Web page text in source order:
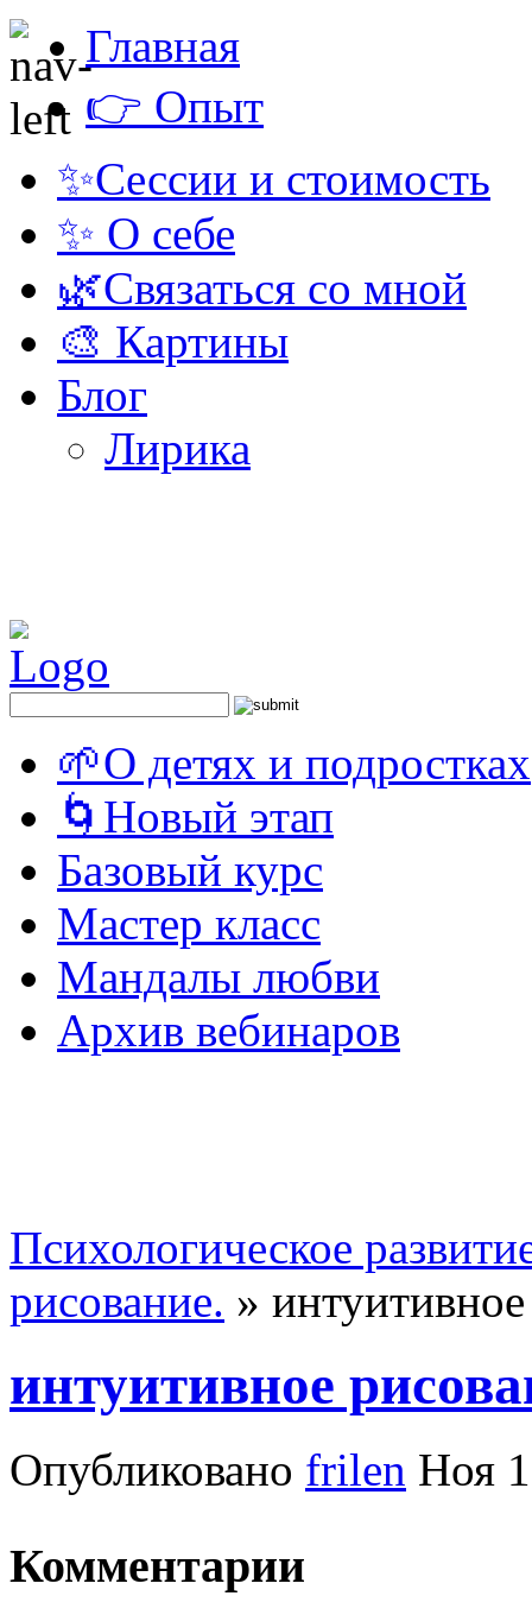
Главная
👉 Опыт
✨Сессии и стоимость
✨ О себе
🌿Связаться со мной
🎨 Картины
Блог
Лирика
🌱О детях и подростках
🌀Новый этап
Базовый курс
Мастер класс
Мандалы любви
Архив вебинаров
Психологическое
рисование. »
интуитивное
Опубликовано frilen Ноя
Комментарии